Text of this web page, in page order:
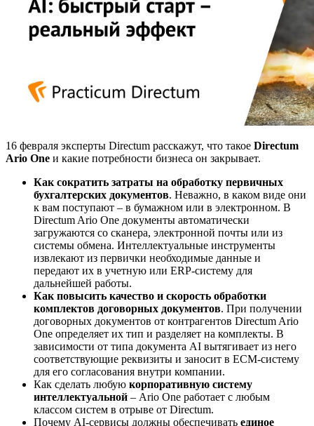
16 февраля эксперты Directum расскажут, что такое Directum
Ario One и какие потребности бизнеса он закрывает.
Как сократить затраты на обработку первичных
бухгалтерских документов. Неважно, в каком виде они
к вам поступают – в бумажном или в электронном. В
Directum Ario One документы автоматически
загружаются со сканера, электронной почты или из
системы обмена. Интеллектуальные инструменты
извлекают из первички необходимые данные и
передают их в учетную или ERP-систему для
дальнейшей работы.
Как повысить качество и скорость обработки
комплектов договорных документов. При получении
договорных документов от контрагентов Directum Ario
One определяет их тип и разделяет на комплекты. В
зависимости от типа документа AI вытягивает из него
соответствующие реквизиты и заносит в ECM-систему
для его согласования внутри компании.
Как сделать любую корпоративную систему
интеллектуальной – Ario One работает с любым
классом систем в отрыве от Directum.
Почему AI-сервисы должны обеспечивать единое